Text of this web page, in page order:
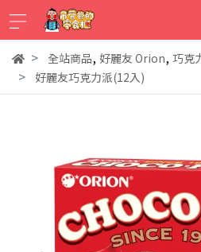
全站商品, 好麗友 Orion, 巧克
好麗友巧克力派(12入)